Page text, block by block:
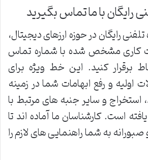
رایگان با ما تماس بگیرید
رایگان در حوزه ارزهای دیجیتال،
کاری مشخص شده با شماره تماس
ارتباط برقرار کنید. این خط ویژه برای
اولیه و رفع ابهامات شما در زمینه
استخراج و سایر جنبه های مرتبط با
است. کارشناسان ما آماده اند تا
به شما راهنمایی های لازم را